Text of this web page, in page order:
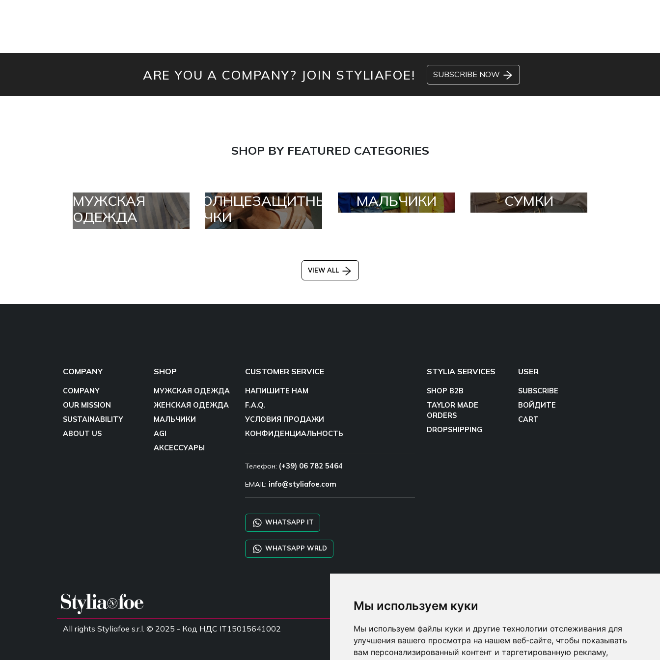
Мы используем куки
Мы используем файлы куки и другие технологии отслеживания для
улучшения вашего просмотра на нашем веб-сайте, чтобы показывать
вам персонализированный контент и таргетированную рекламу,
ARE YOU A COMPANY? JOIN STYLIAFOE! SUBSCRIBE NOW
SHOP BY FEATURED CATEGORIES
МУЖСКАЯ
ОДЕЖДА
СОЛНЦЕЗАЩИТНЫЕ
ОЧКИ
МАЛЬЧИКИ СУМКИ
VIEW ALL
COMPANY
COMPANY
OUR MISSION
SUSTAINABILITY
ABOUT US
SHOP
МУЖСКАЯ ОДЕЖДА
ЖЕНСКАЯ ОДЕЖДА
МАЛЬЧИКИ
AGI
АКСЕССУАРЫ
CUSTOMER SERVICE
НАПИШИТЕ НАМ
F.A.Q.
УСЛОВИЯ ПРОДАЖИ
КОНФИДЕНЦИАЛЬНОСТЬ
Телефон: (+39) 06 782 5464
EMAIL: info@styliafoe.com
WHATSAPP IT
WHATSAPP WRLD
STYLIA SERVICES
SHOP B2B
TAYLOR MADE
ORDERS
DROPSHIPPING
USER
SUBSCRIBE
ВОЙДИТЕ
CART
All rights Styliafoe s.r.l. © 2025 - Код НДС IT15015641002 Follow us